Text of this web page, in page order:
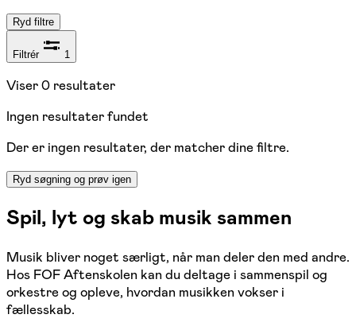
Ryd filtre
Filtrér 1
Viser0 resultater
Ingen resultater fundet
Der er ingen resultater, der matcher dine filtre.
Ryd søgning og prøv igen
Spil, lyt og skab musik sammen
Musik bliver noget særligt, når man deler den med andre.
Hos FOF Aftenskolen kan du deltage i sammenspil og
orkestre og opleve, hvordan musikken vokser i
fællesskab.